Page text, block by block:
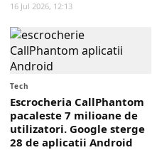
16 Jul 2026, 12:13
Tech
Escrocheria CallPhantom
pacaleste 7 milioane de
utilizatori. Google sterge
28 de aplicatii Android